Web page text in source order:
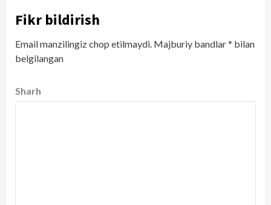
Fikr bildirish
Email manzilingiz chop etilmaydi. Majburiy bandlar* bilan
belgilangan
Sharh